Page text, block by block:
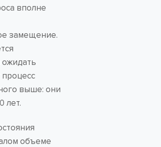
вполне
замещение.
ожидать
выше: они
лет.
объеме